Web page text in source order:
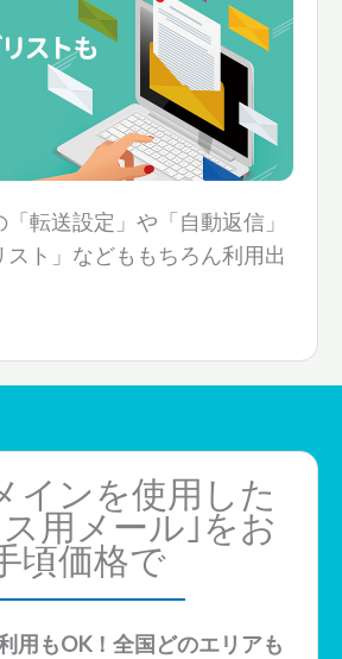
転送設定」や「自動返信」
スト」などももちろん利用出
インを使用した
用メール｣をお
頃価格で
用もOK！ 全国どのエリアも